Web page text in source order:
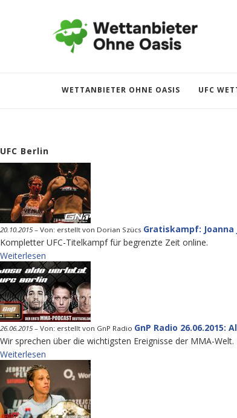
WETTANBIETER OHNE OASIS UFC
UFC Berlin
20.10.2015– Von: erstellt von Dorian Szücs Gratiskampf:
Kompletter UFC-Titelkampf für begrenzte Zeit online.
Weiterlesen
26.06.2015– Von: erstellt von GnP Radio GnP Radio 26.06.2015:
Wir sprechen über die wichtigsten Ereignisse der MMA-Welt.
Weiterlesen